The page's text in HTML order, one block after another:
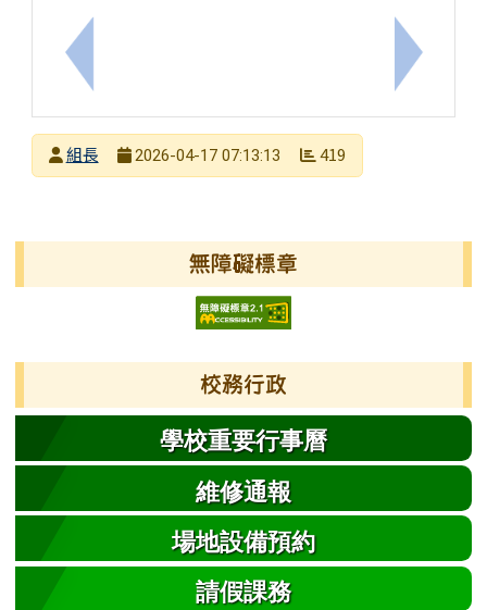
上一筆：學校重要行事曆 下一筆：
發布者
組長
2026-04-17 07:13:13 419
無障礙標章
校務行政
學校重要行事曆
維修通報
場地設備預約
請假課務